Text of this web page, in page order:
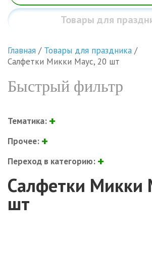
Товары для
Главная / Товары для праздника /
Салфетки Микки Маус, 20 шт
Быстрый фильтр
Тематика:
Прочее:
Переход в категорию:
Салфетки Микки
шт